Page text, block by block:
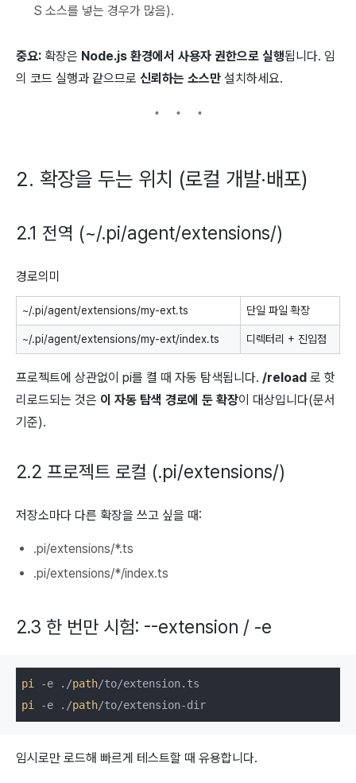
S 소스를 넣는 경우가 많음).
중요: 확장은 Node.js 환경에서 사용자 권한으로 실행됩니다. 임
의 코드 실행과 같으므로 신뢰하는 소스만 설치하세요.
2. 확장을 두는 위치 (로컬 개발·배포)
2.1 전역 (~/.pi/agent/extensions/)
경로의미
~/.pi/agent/extensions/my-ext.ts 단일 파일 확장
~/.pi/agent/extensions/my-ext/index.ts 디렉터리 + 진입점
프로젝트에 상관없이 pi를 켤 때 자동 탐색됩니다. /reload 로 핫
리로드되는 것은 이 자동 탐색 경로에 둔 확장이 대상입니다(문서
기준).
2.2 프로젝트 로컬 (.pi/extensions/)
저장소마다 다른 확장을 쓰고 싶을 때:
.pi/extensions/*.ts
.pi/extensions/*/index.ts
2.3 한 번만 시험: --extension / -e
pi -e ./path
pi -e ./path
임시로만 로드해 빠르게 테스트할 때 유용합니다.